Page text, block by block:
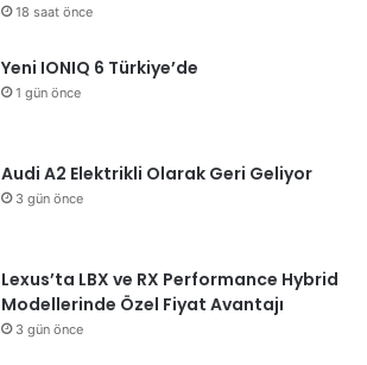
18 saat önce
Yeni IONIQ 6 Türkiye’de
1 gün önce
Audi A2 Elektrikli Olarak Geri Geliyor
3 gün önce
Lexus’ta LBX ve RX Performance Hybrid
Modellerinde Özel Fiyat Avantajı
3 gün önce